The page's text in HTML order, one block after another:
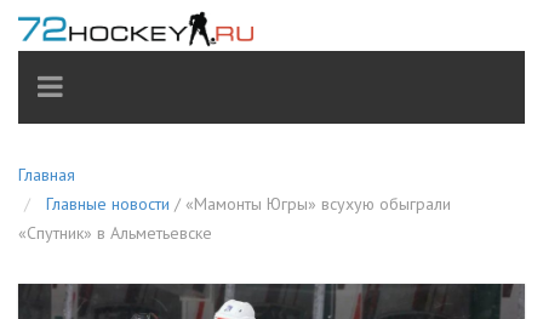
TOGGLE
NAVIGATION
Главная
Главные новости / «Мамонты Югры» всухую обыграли
«Спутник» в Альметьевске